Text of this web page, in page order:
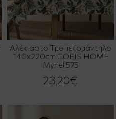
Αλέκιαστο Τραπεζομάντηλο
140x220cm GOFIS HOME
Myriel 575
23,20€